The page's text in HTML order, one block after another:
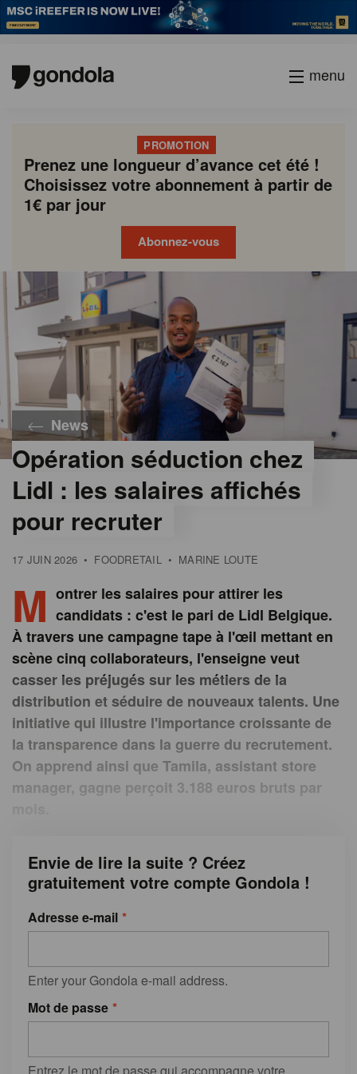
menu
PROMOTION
Prenez une longueur d’avance cet été !
Choisissez votre abonnement à partir de
1€ par jour
Abonnez-vous
News
Opération séduction chez
Lidl : les salaires affichés
pour recruter
17 JUIN 2026 • FOODRETAIL • MARINE LOUTE
@Lidl
M ontrer les salaires pour attirer les
candidats : c'est le pari de Lidl Belgique.
À travers une campagne tape à l'œil mettant en
scène cinq collaborateurs, l'enseigne veut
casser les préjugés sur les métiers de la
distribution et séduire de nouveaux talents. Une
initiative qui illustre l'importance croissante de
la transparence dans la guerre du recrutement.
On apprend ainsi que Tamila, assistant store
manager, gagne perçoit 3.188 euros bruts par
Envie de lire la suite ? Créez
gratuitement votre compte Gondola !
Adresse e-mail
Enter your Gondola e-mail address.
Mot de passe
Gondola
academy
Gondola
society